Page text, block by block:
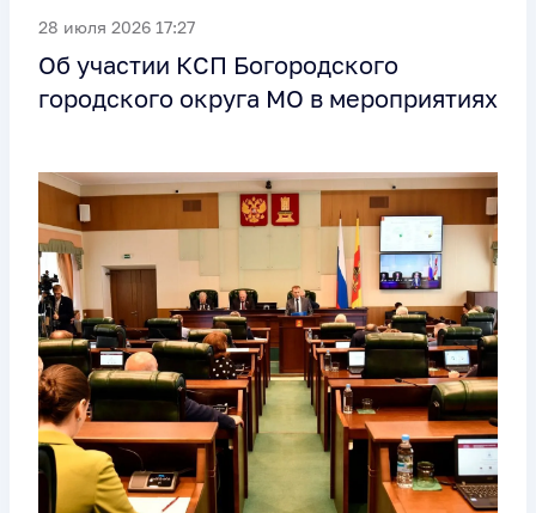
28 июля 2026 17:27
Об участии КСП Богородского
городского округа МО в мероприятиях